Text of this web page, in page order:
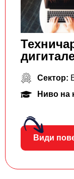
Сектор:
Ниво на
Види